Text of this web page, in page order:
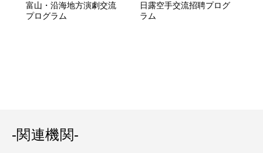
富山・沿海地方演劇交流
プログラム
日露空手交流招聘プログ
ラム
-関連機関-